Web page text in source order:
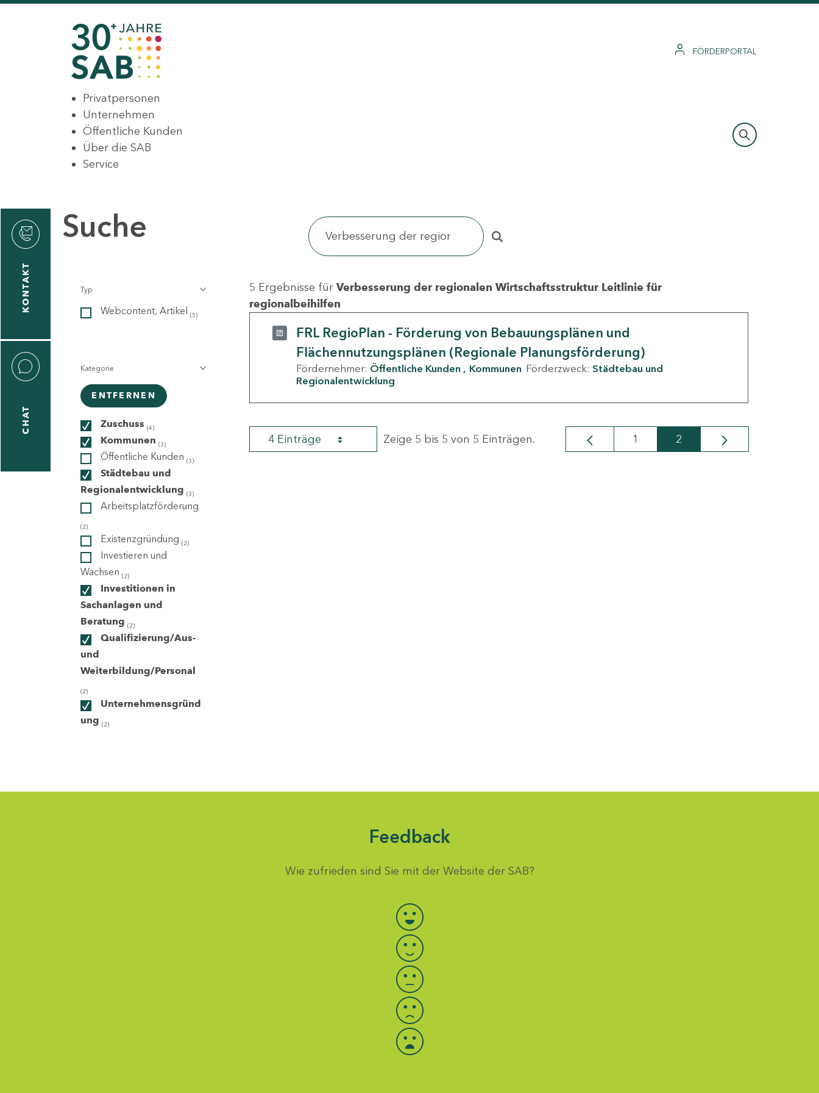
FÖRDERPORTAL
Privatpersonen
Unternehmen
Öffentliche Kunden
Über die SAB
Service
KONTAKT
CHAT
Suche
Typ
Webcontent, Artikel (5)
Kategorie
ENTFERNEN
Zuschuss (4)
Kommunen (3)
Öffentliche Kunden (3)
Städtebau und
Regionalentwicklung (3)
Arbeitsplatzförderung
(2)
Existenzgründung (2)
Investieren und
Wachsen (2)
Investitionen in
Sachanlagen und
Beratung (2)
Qualifizierung/Aus-
und
Weiterbildung/Personal
(2)
Unternehmensgründ
ung (2)
5 Ergebnisse für Verbesserung der regionalen Wirtschaftsstruktur Leitlinie für
regionalbeihilfen
FRL RegioPlan - Förderung von Bebauungsplänen und
Flächennutzungsplänen (Regionale Planungsförderung)
Fördernehmer: Öffentliche Kunden Kommunen Förderzweck: Städtebau und
Regionalentwicklung
4 Einträge Zeige 5 bis 5 von 5 Einträgen. Seite
1 Seite
2
Feedback
Wie zufrieden sind Sie mit der Website der SAB?
Bewertung auswählen